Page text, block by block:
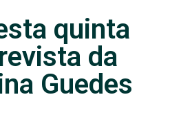
quinta
da
Guedes